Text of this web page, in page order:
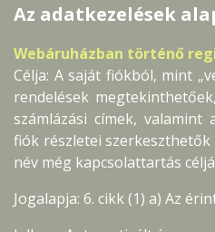
Az adatkezelések
Webáruházban történő
Célja: A saját fiókból, mint
rendelések
számlázási címek,
fiók részletei szerkeszthetők
név még kapcsolattartás
Jogalapja: 6. cikk (1) a) Az